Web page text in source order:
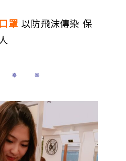
罩以防飛沫傳染 保
✵ ✵